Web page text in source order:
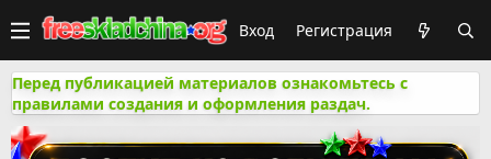
Вход Регистрация
Перед публикацией материалов ознакомьтесь с
правилами создания и оформления раздач.